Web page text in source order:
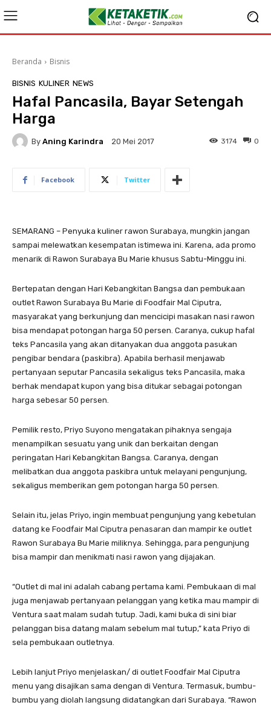
Beranda Bisnis
BISNIS KULINER NEWS
​Hafal Pancasila, Bayar Setengah
Harga
By Aning Karindra 20 Mei 2017 0
3174
Facebook Twitter
SEMARANG – Penyuka kuliner rawon Surabaya, mungkin jangan
sampai melewatkan kesempatan istimewa ini. Karena, ada promo
menarik di Rawon Surabaya Bu Marie khusus Sabtu-Minggu ini.
Bertepatan dengan Hari Kebangkitan Bangsa dan pembukaan
outlet Rawon Surabaya Bu Marie di Foodfair Mal Ciputra,
masyarakat yang berkunjung dan mencicipi masakan nasi rawon
bisa mendapat potongan harga 50 persen. Caranya, cukup hafal
teks Pancasila yang akan ditanyakan dua anggota pasukan
pengibar bendara (paskibra). Apabila berhasil menjawab
pertanyaan seputar Pancasila sekaligus teks Pancasila, maka
berhak mendapat kupon yang bisa ditukar sebagai potongan
harga sebesar 50 persen.
Pemilik resto, Priyo Suyono mengatakan pihaknya sengaja
menampilkan sesuatu yang unik dan berkaitan dengan
peringatan Hari Kebangkitan Bangsa. Caranya, dengan
melibatkan dua anggota paskibra untuk melayani pengunjung,
sekaligus memberikan gem potongan harga 50 persen.
Selain itu, jelas Priyo, ingin membuat pengunjung yang kebetulan
datang ke Foodfair Mal Ciputra penasaran dan mampir ke outlet
Rawon Surabaya Bu Marie miliknya. Sehingga, para pengunjung
bisa mampir dan menikmati nasi rawon yang dijajakan.
“Outlet di mal ini adalah cabang pertama kami. Pembukaan di mal
juga menjawab pertanyaan pelanggan yang ketika mau mampir di
Ventura saat malam sudah tutup. Jadi, kami buka di sini biar
pelanggan bisa datang malam sebelum mal tutup,” kata Priyo di
sela pembukaan outletnya.
Lebih lanjut Priyo menjelaskan/ di outlet Foodfair Mal Ciputra
menu yang disajikan sama dengan di Ventura. Termasuk, bumbu-
bumbu yang diolah langsung didatangkan dari Surabaya. “Rawon